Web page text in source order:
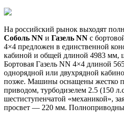
На российский рынок выходят
Соболь NN и Газель NN с
4×4 предложен в единственной
кабиной и общей длиной 4983 мм,
Бортовая Газель NN 4×4 длиной
однорядной или двухрядной
позже. Машины оснащены жестко
приводом, турбодизелем 2.5 (150
шестиступенчатой «механикой»,
просвет — 220 мм.